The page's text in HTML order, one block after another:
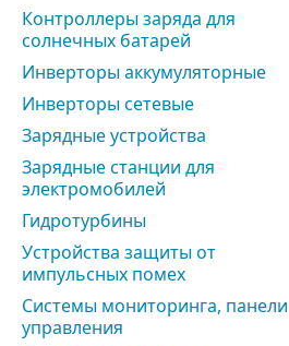
Контроллеры заряда для
солнечных батарей
Инверторы аккумуляторные
Инверторы сетевые
Зарядные устройства
Зарядные станции для
электромобилей
Гидротурбины
Устройства защиты от
импульсных помех
Системы мониторинга, панели
управления